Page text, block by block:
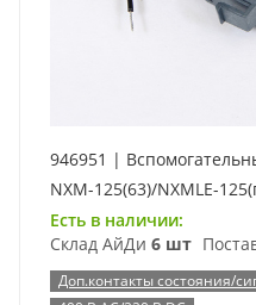
946951 |
NXM-125(63)/NXMLE-
Есть в наличии:
Склад АйДи 6 шт
Доп.контакты состояния/